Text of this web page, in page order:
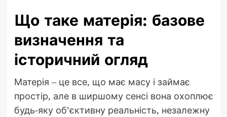
Що таке матерія: базове
визначення та
історичний огляд
Матерія – це все, що має масу і займає
простір, але в ширшому сенсі вона охоплює
будь-яку об’єктивну реальність, незалежну